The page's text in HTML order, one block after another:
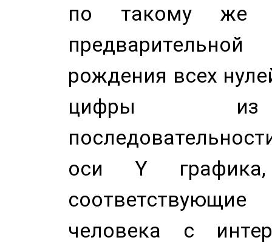
по такому же
рождения всех
цифры из
оси Y
человека с